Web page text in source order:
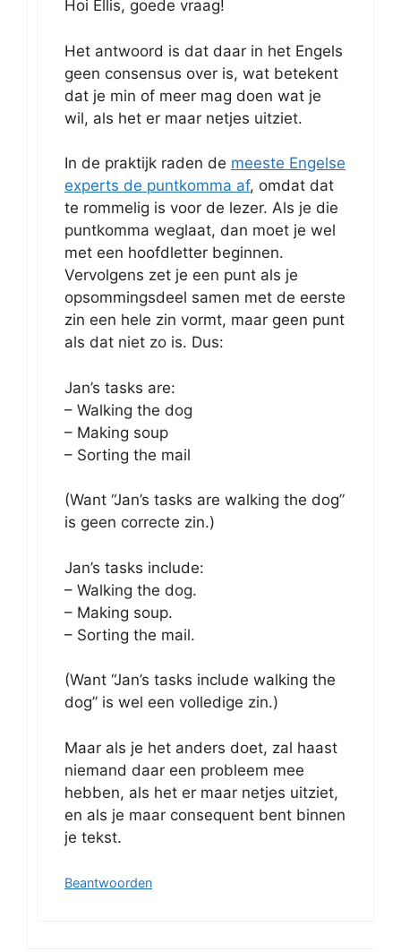
Hoi Ellis, goede vraag!
Het antwoord is dat daar in het Engels
geen consensus over is, wat betekent
dat je min of meer mag doen wat je
wil, als het er maar netjes uitziet.
In de praktijk raden de meeste Engelse
experts de puntkomma af, omdat dat
te rommelig is voor de lezer. Als je die
puntkomma weglaat, dan moet je wel
met een hoofdletter beginnen.
Vervolgens zet je een punt als je
opsommingsdeel samen met de eerste
zin een hele zin vormt, maar geen punt
als dat niet zo is. Dus:
Jan’s tasks are:
– Walking the dog
– Making soup
– Sorting the mail
(Want “Jan’s tasks are walking the dog”
is geen correcte zin.)
Jan’s tasks include:
– Walking the dog.
– Making soup.
– Sorting the mail.
(Want “Jan’s tasks include walking the
dog” is wel een volledige zin.)
Maar als je het anders doet, zal haast
niemand daar een probleem mee
hebben, als het er maar netjes uitziet,
en als je maar consequent bent binnen
je tekst.
Beantwoorden